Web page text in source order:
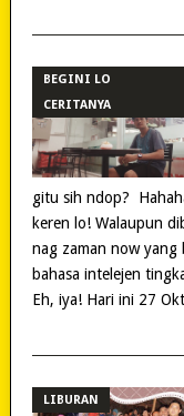
BEGINI LO
CERITANYA
gitu sih ndop?
keren lo! Walaupun
nag zaman now yang
bahasa intelejen
Eh, iya! Hari ini 27
LIBURAN